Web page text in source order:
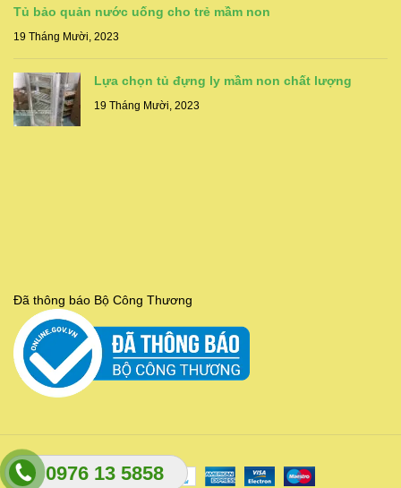
0976 13 5858
Tủ bảo quản nước uống cho trẻ mầm non
19 Tháng Mười, 2023
Lựa chọn tủ đựng ly mầm non chất lượng
19 Tháng Mười, 2023
Đã thông báo Bộ Công Thương